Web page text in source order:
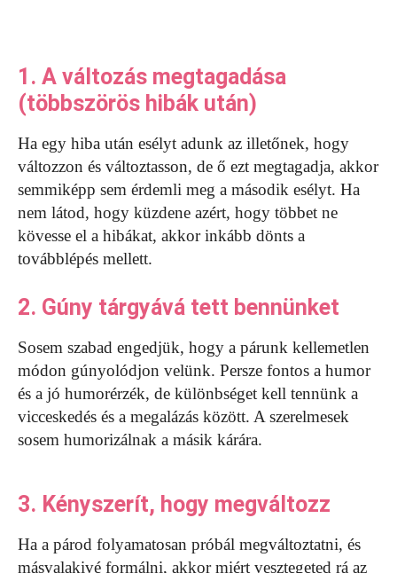
1. A változás megtagadása
(többszörös hibák után)
Ha egy hiba után esélyt adunk az illetőnek, hogy
változzon és változtasson, de ő ezt megtagadja, akkor
semmiképp sem érdemli meg a második esélyt. Ha
nem látod, hogy küzdene azért, hogy többet ne
kövesse el a hibákat, akkor inkább dönts a
továbblépés mellett.
2. Gúny tárgyává tett bennünket
Sosem szabad engedjük, hogy a párunk kellemetlen
módon gúnyolódjon velünk. Persze fontos a humor
és a jó humorérzék, de különbséget kell tennünk a
vicceskedés és a megalázás között. A szerelmesek
sosem humorizálnak a másik kárára.
3. Kényszerít, hogy megváltozz
Ha a párod folyamatosan próbál megváltoztatni, és
másvalakivé formálni, akkor miért vesztegeted rá az